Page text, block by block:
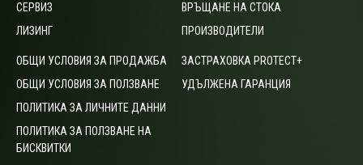
СЕРВИЗ
ЛИЗИНГ
ВРЪЩАНЕ НА СТОКА
ПРОИЗВОДИТЕЛИ
ОБЩИ УСЛОВИЯ ЗА ПРОДАЖБА
ОБЩИ УСЛОВИЯ ЗА ПОЛЗВАНЕ
ПОЛИТИКА ЗА ЛИЧНИТЕ ДАННИ
ПОЛИТИКА ЗА ПОЛЗВАНЕ НА
БИСКВИТКИ
ЗАСТРАХОВКА PROTECT+
УДЪЛЖЕНА ГАРАНЦИЯ